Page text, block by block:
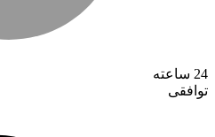
24 ساعته
توافقی